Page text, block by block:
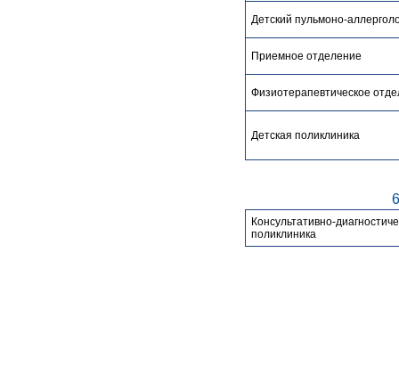
Детский пульмоно-
Приемное отделение
Физиотерапевтическое
Детская поликлиника
Консультативно-
поликлиника